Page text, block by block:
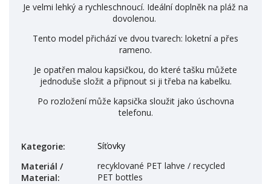
Je velmi lehký a rychleschnoucí. Ideální doplněk na pláž na
dovolenou.
Tento model přichází ve dvou tvarech: loketní a přes
rameno.
Je opatřen malou kapsičkou, do které tašku můžete
jednoduše složit a připnout si ji třeba na kabelku.
Po rozložení může kapsička sloužit jako úschovna
telefonu.
Kategorie:
Síťovky
Materiál /
Material:
recyklované PET lahve / recycled
PET bottles